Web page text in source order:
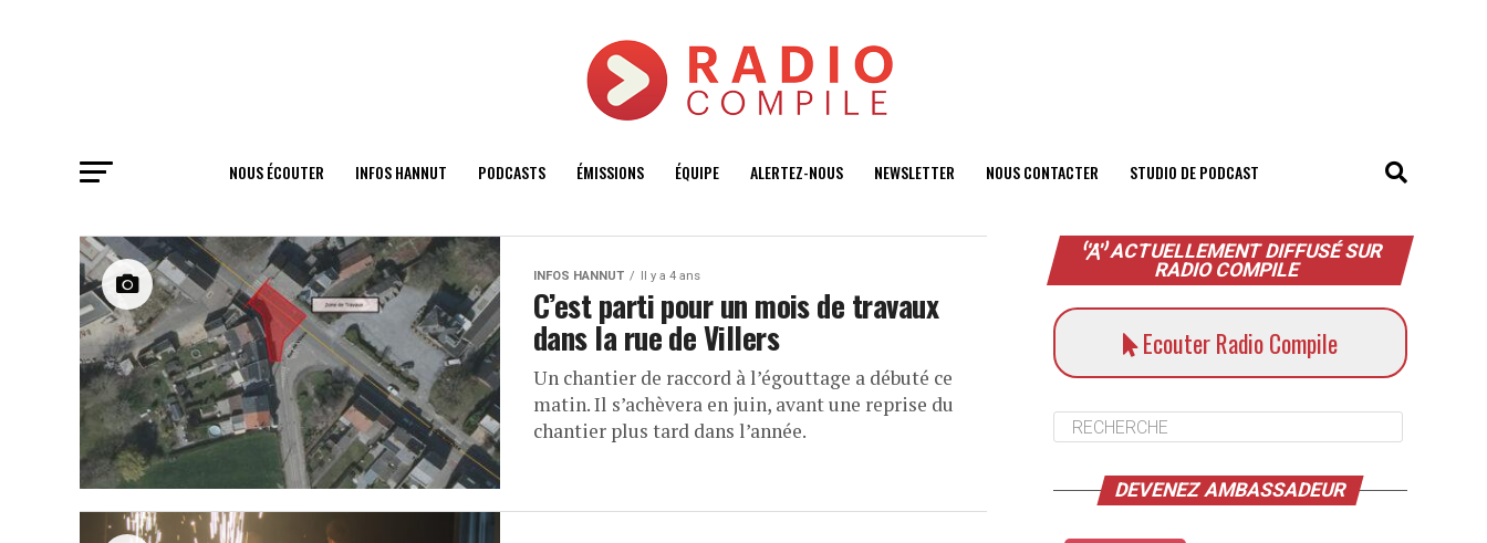
NOUS ÉCOUTER INFOS HANNUT PODCASTS ÉMISSIONS ÉQUIPE ALERTEZ-NOUS NEWSLETTER NOUS CONTACTER STUDIO DE PODCAST
INFOS HANNUT Il y a 4 ans
C’est parti pour un mois de travaux
dans la rue de Villers
Un chantier de raccord à l’égouttage a débuté ce
matin. Il s’achèvera en juin, avant une reprise du
chantier plus tard dans l’année.
ACTUELLEMENT DIFFUSÉ SUR
RADIO COMPILE
Ecouter Radio Compile
DEVENEZ AMBASSADEUR